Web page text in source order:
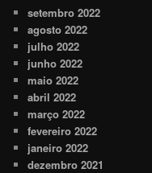
setembro 2022
agosto 2022
julho 2022
junho 2022
maio 2022
abril 2022
março 2022
fevereiro 2022
janeiro 2022
dezembro 2021